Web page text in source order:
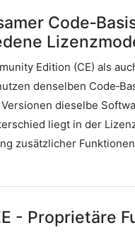
Edition (CE) als
denselben
dieselbe
liegt in der
zusätzlicher
- Proprietäre